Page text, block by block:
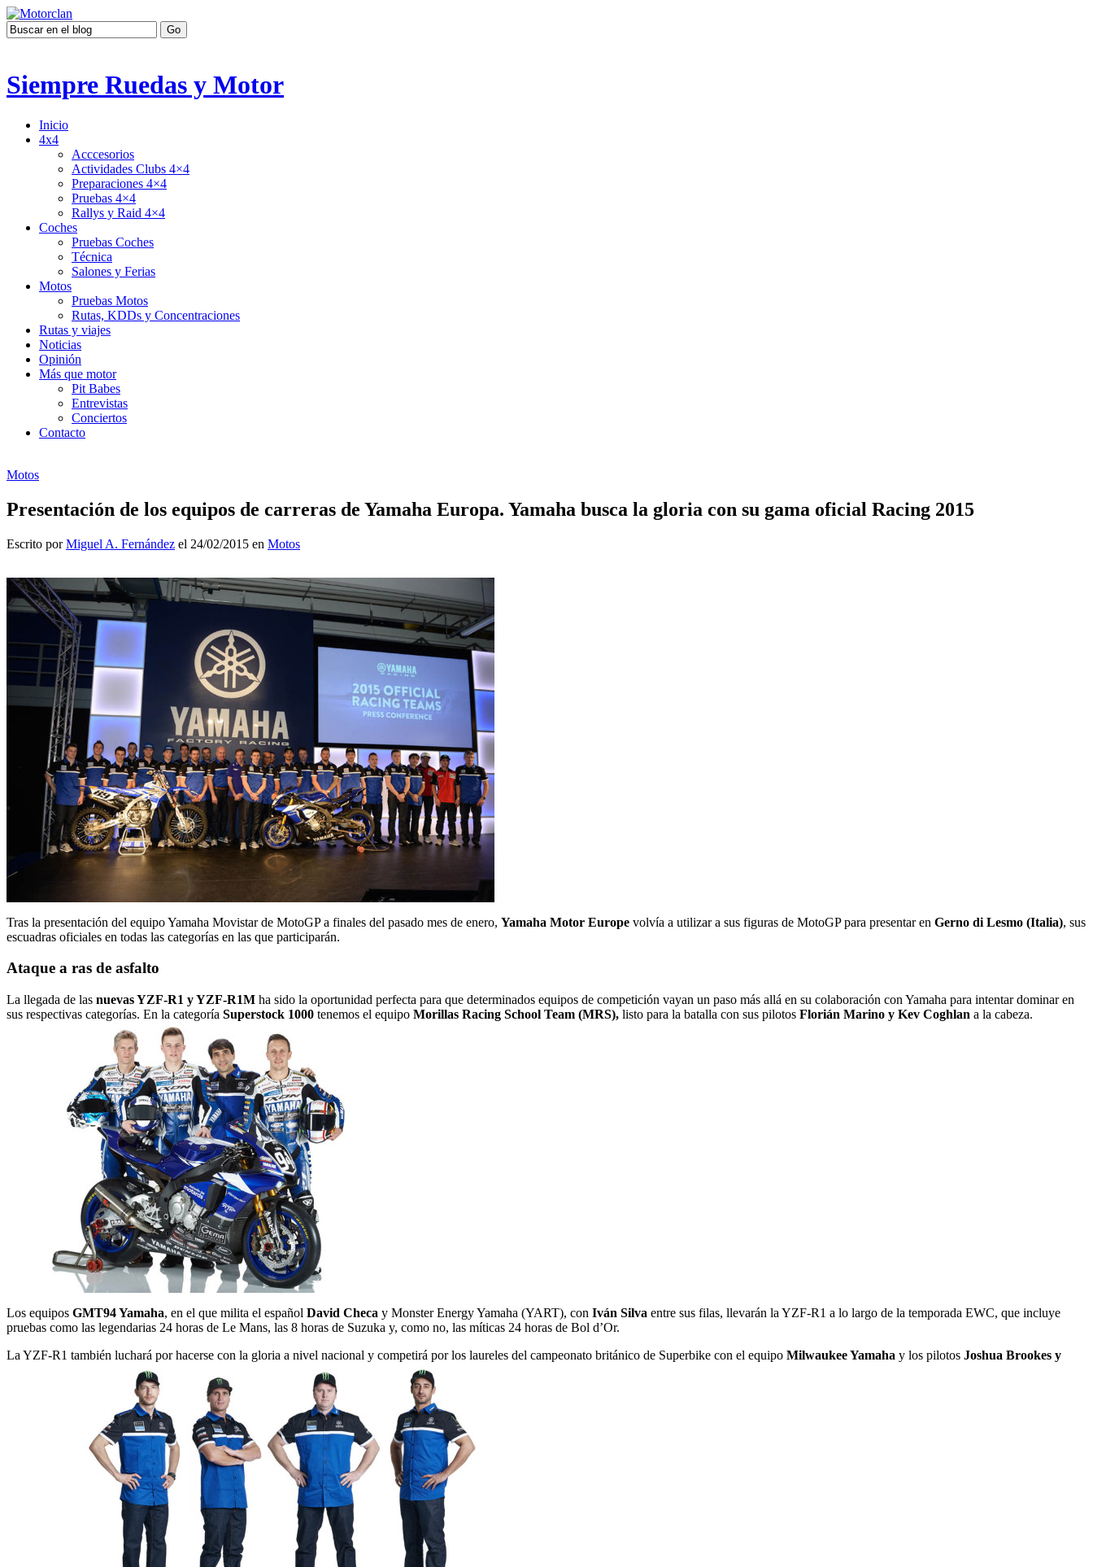
Siempre Ruedas y Motor
Inicio
4x4
Acccesorios
Actividades Clubs 4×4
Preparaciones 4×4
Pruebas 4×4
Rallys y Raid 4×4
Coches
Pruebas Coches
Técnica
Salones y Ferias
Motos
Pruebas Motos
Rutas, KDDs y Concentraciones
Rutas y viajes
Noticias
Opinión
Más que motor
Pit Babes
Entrevistas
Conciertos
Contacto
Motos
Presentación de los equipos de carreras de Yamaha Europa. Yamaha busca la gloria con su gama oficial Racing 2015
Escrito porMiguel A. Fernández el 24/02/2015 en Motos
Tras la presentación del equipo Yamaha Movistar de MotoGP a finales del pasado mes de enero, Yamaha Motor Europe volvía a utilizar a sus figuras de MotoGP para presentar en Gerno di Lesmo (Italia), sus
escuadras oficiales en todas las categorías en las que participarán.
Ataque a ras de asfalto
La llegada de las nuevas YZF-R1 y YZF-R1M ha sido la oportunidad perfecta para que determinados equipos de competición vayan un paso más allá en su colaboración con Yamaha para intentar dominar en
sus respectivas categorías. En la categoría Superstock 1000 tenemos el equipo Morillas Racing School Team (MRS), listo para la batalla con sus pilotos Florián Marino y Kev Coghlan a la cabeza.
Los equipos GMT94 Yamaha, en el que milita el español David Checa y Monster Energy Yamaha (YART), con Iván Silva entre sus filas, llevarán la YZF-R1 a lo largo de la temporada EWC, que incluye
pruebas como las legendarias 24 horas de Le Mans, las 8 horas de Suzuka y, como no, las míticas 24 horas de Bol d’Or.
La YZF-R1 también luchará por hacerse con la gloria a nivel nacional y competirá por los laureles del campeonato británico de Superbike con el equipo Milwaukee Yamaha y los pilotos Joshua Brookes y